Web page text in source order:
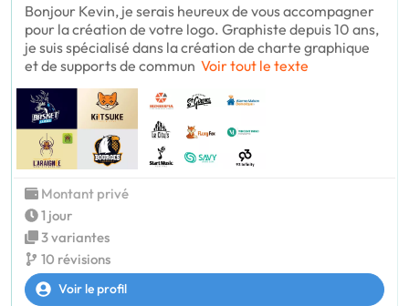
Bonjour Kevin, je serais heureux de vous accompagner
pour la création de votre logo. Graphiste depuis 10 ans,
je suis spécialisé dans la création de charte graphique
et de supports de commun Voir tout le texte
Montant privé
1 jour
3 variantes
10 révisions
Voir le profil